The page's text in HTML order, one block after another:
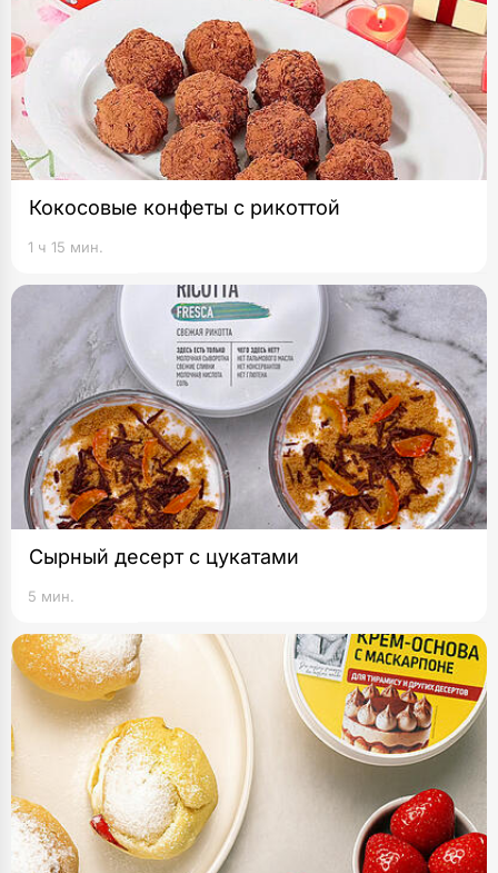
Кокосовые конфеты с рикоттой
1 ч 15 мин.
Сырный десерт с цукатами
5 мин.